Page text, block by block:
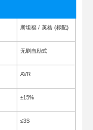
斯坦福 / 英格 (标配)
无刷自励式
AVR
±15%
≤3S